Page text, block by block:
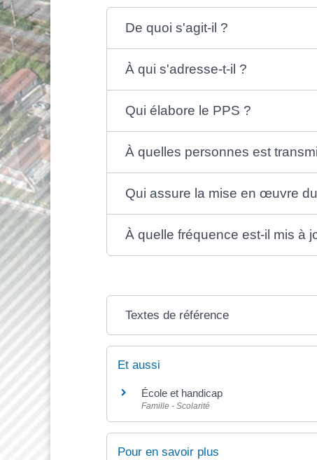
De quoi s'agit-il ?
À qui s'adresse-t-il ?
Qui élabore le PPS ?
À quelles personnes est
Qui assure la mise en œuvre
À quelle fréquence est-il mis à
Textes de référence
Et aussi
École et handicap
Famille - Scolarité
Pour en savoir plus